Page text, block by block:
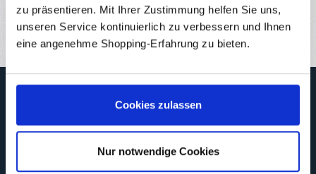
zu präsentieren. Mit Ihrer Zustimmung helfen Sie uns,
unseren Service kontinuierlich zu verbessern und Ihnen
eine angenehme Shopping-Erfahrung zu bieten.
Cookies zulassen
Nur notwendige Cookies
Bewertungen
Newsletter
Abonnieren Sie jetzt unseren regelmäßig erscheinenden
Newsletter, um rechtzeitig über neue Produkte und Angebote
E-Mail-Adresse*